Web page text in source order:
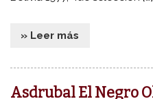
» Leer más
Asdrubal El Negro